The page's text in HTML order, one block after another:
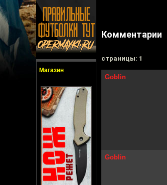
Магазин
Комментарии
cтраницы: 1
Goblin
Goblin